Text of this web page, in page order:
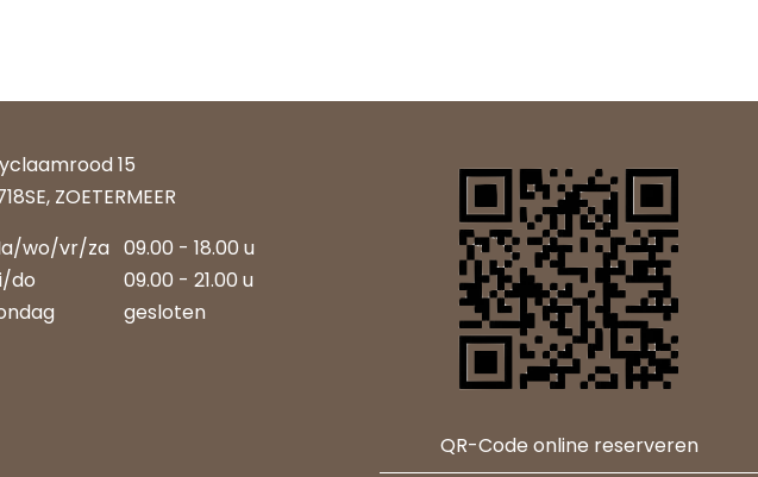
15
ZOETERMEER
wo/vr/za 09.00 - 18.00 u
do
09.00 - 21.00 u
gesloten
QR-Code online reserveren